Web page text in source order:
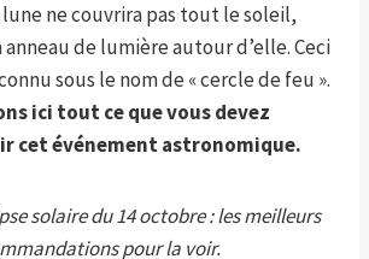
ne couvrira pas tout le soleil,
anneau de lumière autour d’elle. Ceci
sous le nom de « cercle de feu ».
ici tout ce que vous devez
cet événement astronomique.
solaire du 14 octobre : les meilleurs
pour la voir.